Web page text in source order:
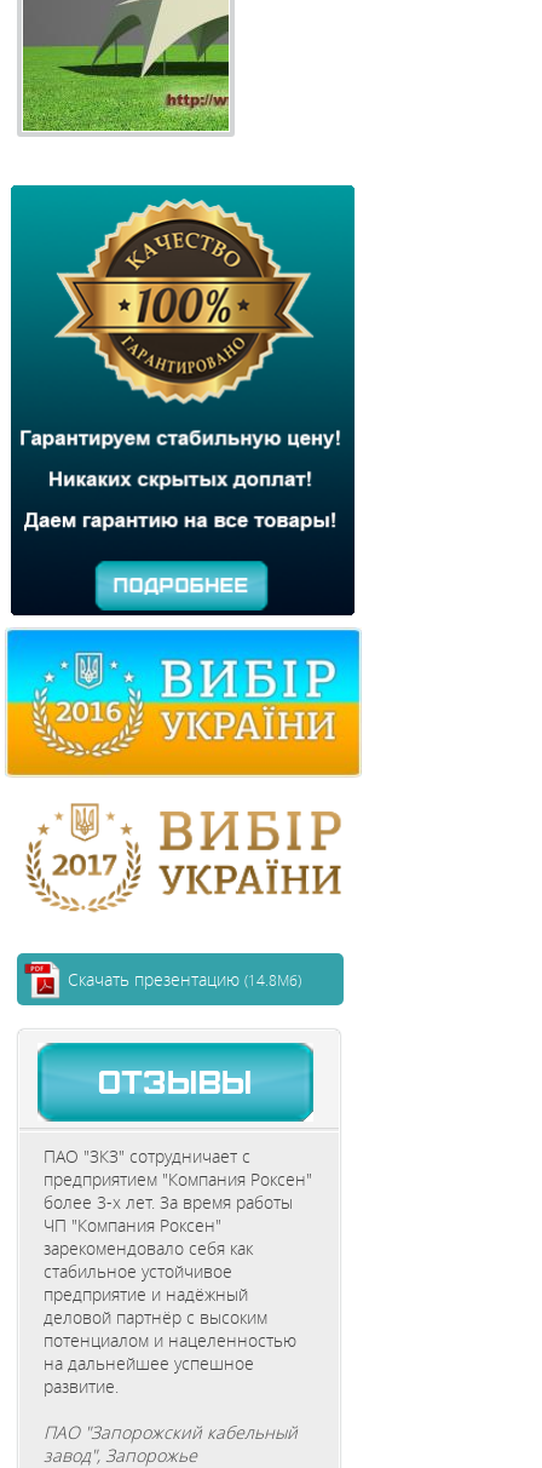
Скачать презентацию(14.8Мб)
ПАО "ЗКЗ" сотрудничает с
предприятием "Компания Роксен"
более 3-х лет. За время работы
ЧП "Компания Роксен"
зарекомендовало себя как
стабильное устойчивое
предприятие и надёжный
деловой партнёр с высоким
потенциалом и нацеленностью
на дальнейшее успешное
развитие.
ПАО "Запорожский кабельный
завод", Запорожье